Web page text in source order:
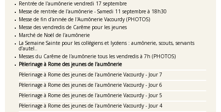
Rentrée de l'aumônerie vendredi 17 septembre
Messe de rentrée de l'aumônerie - Samedi 11 septembre à 18h30
Messe de fin d'année de l'Aumônerie Vacourdy (PHOTOS)
Messe des vendredis de Carême pour les jeunes
Marché de Noël de l'aumônerie
La Semaine Sainte pour les collégiens et lycéens : aumônerie, scouts, servants
d’autel..
Messes du Carême de l'aumônerie tous les vendredis à 7h (PHOTOS)
Pèlerinage à Rome des jeunes de l'aumônerie
Pèlerinage à Rome des jeunes de l'aumônerie Vacourdy - Jour 7
Pèlerinage à Rome des jeunes de l'aumônerie Vacourdy - Jour 6
Pèlerinage à Rome des jeunes de l'aumônerie Vacourdy - Jour 5
Pèlerinage à Rome des jeunes de l'aumônerie Vacourdy - Jour 4